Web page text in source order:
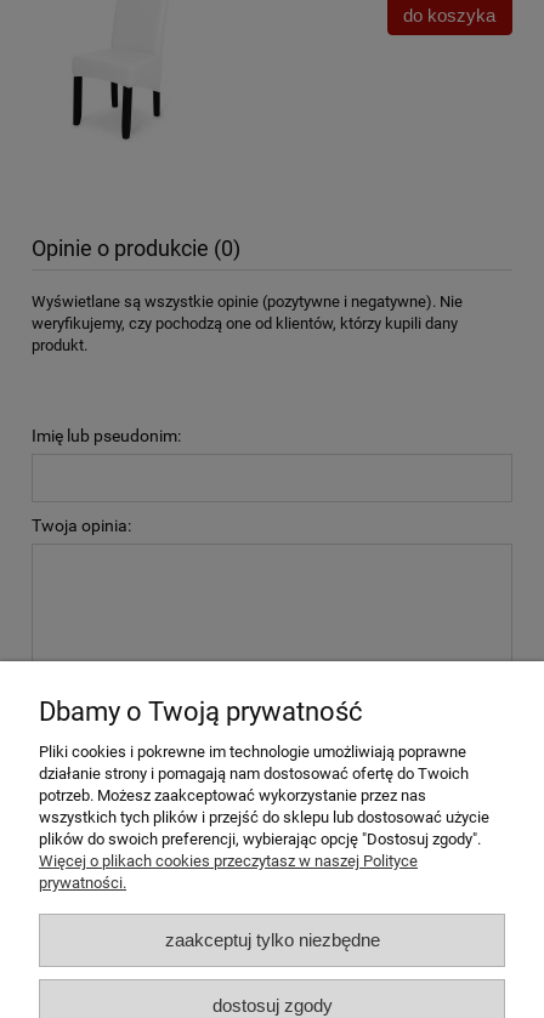
do koszyka
Opinie o produkcie (0)
Wyświetlane są wszystkie opinie (pozytywne i negatywne). Nie
weryfikujemy, czy pochodzą one od klientów, którzy kupili dany
produkt.
Imię lub pseudonim:
Twoja opinia:
Pomoc
Moje konto
Płatności i dostawa
Dbamy o Twoją prywatność
Pliki cookies i pokrewne im technologie umożliwiają poprawne
działanie strony i pomagają nam dostosować ofertę do Twoich
potrzeb. Możesz zaakceptować wykorzystanie przez nas
wszystkich tych plików i przejść do sklepu lub dostosować użycie
plików do swoich preferencji, wybierając opcję "Dostosuj zgody".
Więcej o plikach cookies przeczytasz w naszej Polityce
prywatności.
zaakceptuj tylko niezbędne
dostosuj zgody